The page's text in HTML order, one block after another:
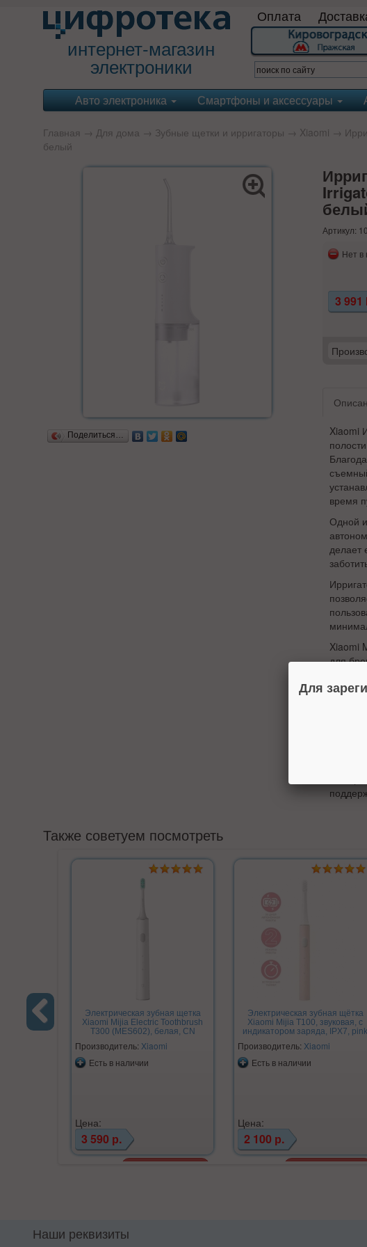
интернет-магазин
электроники
Оплата
Авто электроника Смартфоны и аксессуары
Главная → Для дома → Зубные щетки и ирригаторы → Xiaomi →
белый
Поделиться…
Артикул:
Нет в
3 991
Xiaomi
время
Одной
делает
Xiaomi
для
для
В
для
Также советуем посмотреть
Электрическая зубная щетка
Xiaomi Mijia Electric Toothbrush
T300 (MES602), белая, CN
Производитель: Xiaomi
Есть в наличии
Цена:
3 590 р.
Электрическая зубная щётка
Xiaomi Mijia T100, звуковая, с
индикатором заряда, IPX7, pink
Производитель: Xiaomi
Есть в наличии
Цена:
2 100 р.
Наши реквизиты
Для